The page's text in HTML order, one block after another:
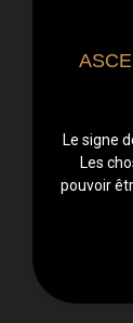
Le signe
Les
pouvoir